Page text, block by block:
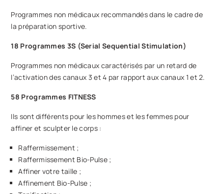
Programmes non médicaux recommandés dans le cadre de
la préparation sportive.
18 Programmes 3S (Serial Sequential Stimulation)
Programmes non médicaux caractérisés par un retard de
l’activation des canaux 3 et 4 par rapport aux canaux 1 et 2.
58 Programmes FITNESS
Ils sont différents pour les hommes et les femmes pour
affiner et sculpter le corps :
Raffermissement ;
Raffermissement Bio-Pulse ;
Affiner votre taille ;
Affinement Bio-Pulse ;